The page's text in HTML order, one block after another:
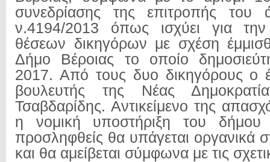
συνεδρίασης της επιτροπής
ν.4194/2013 όπως ισχύει για
θέσεων δικηγόρων με σχέση
Δήμο Βέροιας το οποίο
2017. Από τους δυο δικηγόρους ο
βουλευτής της Νέας
Τσαβδαρίδης. Αντικείμενο της
η νομική υποστήριξη του
προσληφθείς θα υπάγεται οργανικά
και θα αμείβεται σύμφωνα με τις